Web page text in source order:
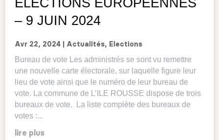
– 9 JUIN 2024
Avr 22, 2024 Actualités, Elections
Bureau de vote Les administrés se sont vu remettre
une nouvelle carte électorale, sur laquelle figure leur
lieu de vote ainsi que le numéro de leur bureau de
vote. La commune de L’ILE ROUSSE dispose de trois
bureaux de vote. La liste complète des bureaux de
votes :...
lire plus